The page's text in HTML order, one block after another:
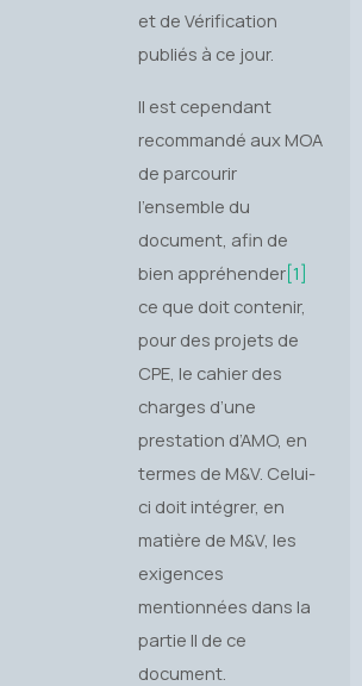
et de Vérification
publiés à ce jour.
Il est cependant
recommandé aux MOA
de parcourir
l’ensemble du
document, afin de
bien appréhender[1]
ce que doit contenir,
pour des projets de
CPE, le cahier des
charges d’une
prestation d’AMO, en
termes de M&V. Celui-
ci doit intégrer, en
matière de M&V, les
exigences
mentionnées dans la
partie II de ce
document.